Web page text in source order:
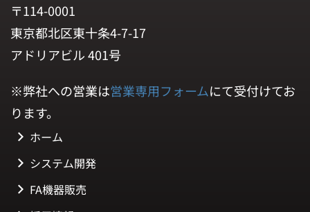
〒114-0001
東京都北区東十条4-7-17
アドリアビル 401号
※弊社への営業は営業専用フォームにて受付けてお
ります。
ホーム
システム開発
FA機器販売